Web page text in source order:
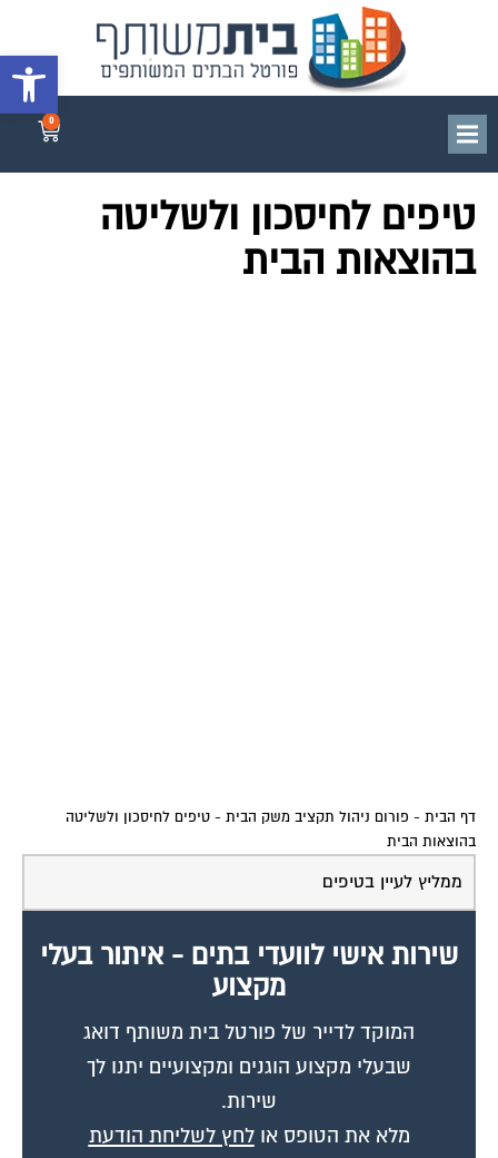
פתח
טיפים לחיסכון ולשליטה
בהוצאות הבית
בהוצאות הבית
ממליץ לעיין בטיפים
מקצוע
המוקד לדייר של פורטל בית משותף דואג
שבעלי מקצוע הוגנים ומקצועיים יתנו לך
שירות.
מלא את הטופס אולחץ לשליחת הודעת
ווצאפ